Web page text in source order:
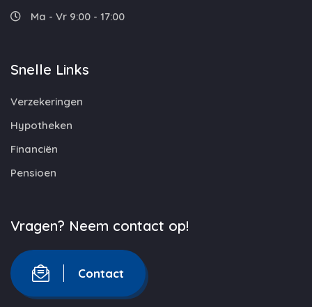
Ma - Vr 9:00 - 17:00
Snelle Links
Verzekeringen
Hypotheken
Financiën
Pensioen
Vragen? Neem contact op!
Contact